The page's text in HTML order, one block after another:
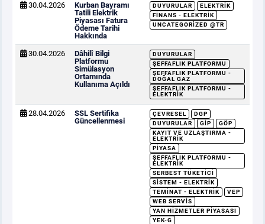
30.04.2026
Kurban Bayramı
Tatili Elektrik
Piyasası Fatura
Ödeme Tarihi
Hakkında
DUYURULAR
ELEKTRIK
FINANS - ELEKTRIK
UNCATEGORIZED @TR
30.04.2026
Dâhilî Bilgi
Platformu
Simülasyon
Ortamında
Kullanıma Açıldı
DUYURULAR
ŞEFFAFLIK PLATFORMU
ŞEFFAFLIK PLATFORMU -
DOĞAL GAZ
ŞEFFAFLIK PLATFORMU -
ELEKTRIK
28.04.2026
SSL Sertifika
Güncellenmesi
ÇEVRESEL
DGP
DUYURULAR
GİP
GÖP
KAYIT VE UZLAŞTIRMA -
ELEKTRIK
PIYASA
ŞEFFAFLIK PLATFORMU -
ELEKTRIK
SERBEST TÜKETICI
SISTEM - ELEKTRIK
TEMINAT - ELEKTRIK
VEP
WEB SERVIS
YAN HIZMETLER PIYASASI
YEK-G